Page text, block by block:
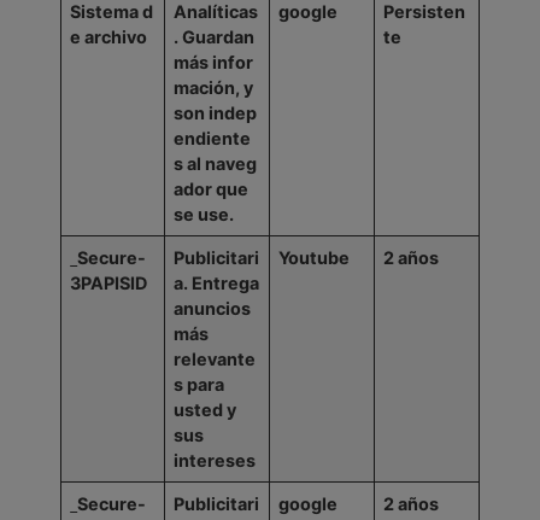
Sistemad
e archivo
Analíticas
. Guardan
más infor
mación, y
son indep
endiente
sal naveg
adorque
se use.
google
Persisten
te
Secure-
3PAPISID
Publicitari
a. Entrega
anuncios
más
relevante
s para
usted y
sus
intereses
Youtube 2 años
Secure-
Publicitari
google 2años